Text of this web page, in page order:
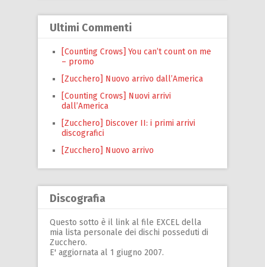
Ultimi Commenti
[Counting Crows] You can’t count on me
– promo
[Zucchero] Nuovo arrivo dall’America
[Counting Crows] Nuovi arrivi
dall’America
[Zucchero] Discover II: i primi arrivi
discografici
[Zucchero] Nuovo arrivo
Discografia
Questo sotto è il link al file EXCEL della
mia lista personale dei dischi posseduti di
Zucchero.
E' aggiornata al 1 giugno 2007.